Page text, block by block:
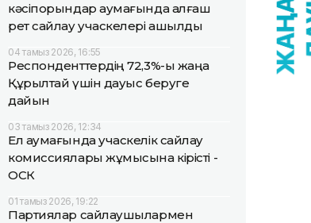
кәсіпорындар аумағында алғаш
рет сайлау учаскелері ашылды
04 тамыз 2026, 16:55
Респонденттердің 72,3%-ы жаңа
Құрылтай үшін дауыс беруге
дайын
03 тамыз 2026, 12:34
Ел аумағында учаскелік сайлау
комиссиялары жұмысына кірісті -
ОСК
01 тамыз 2026, 19:22
Партиялар сайлаушылармен